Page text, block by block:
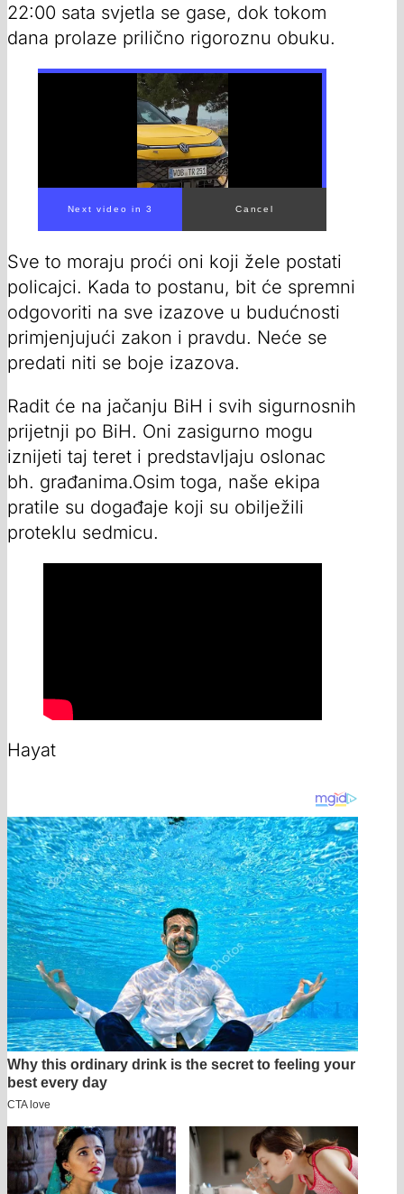
22:00 sata svjetla se gase, dok tokom
dana prolaze prilično rigoroznu obuku.
Sve to moraju proći oni koji žele postati
policajci. Kada to postanu, bit će spremni
odgovoriti na sve izazove u budućnosti
primjenjujući zakon i pravdu. Neće se
predati niti se boje izazova.
Radit će na jačanju BiH i svih sigurnosnih
prijetnji po BiH. Oni zasigurno mogu
iznijeti taj teret i predstavljaju oslonac
bh. građanima.Osim toga, naše ekipa
pratile su događaje koji su obilježili
proteklu sedmicu.
Hayat